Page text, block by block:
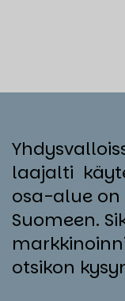
laajalti
osa-alue
Suomeen.
otsikon